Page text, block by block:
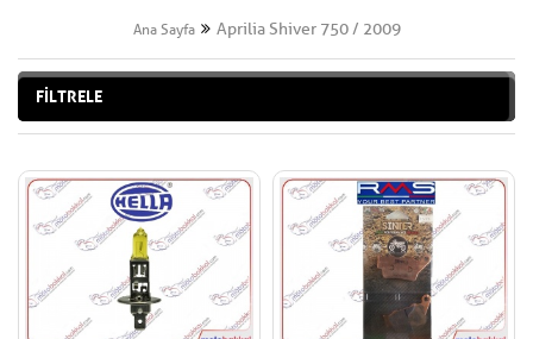
Ana Sayfa Aprilia Shiver 750 / 2009
FİLTRELE